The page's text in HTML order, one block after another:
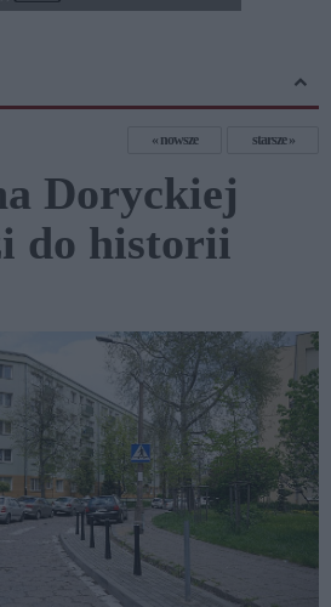
nowsze starsze
Doryckiej
do historii